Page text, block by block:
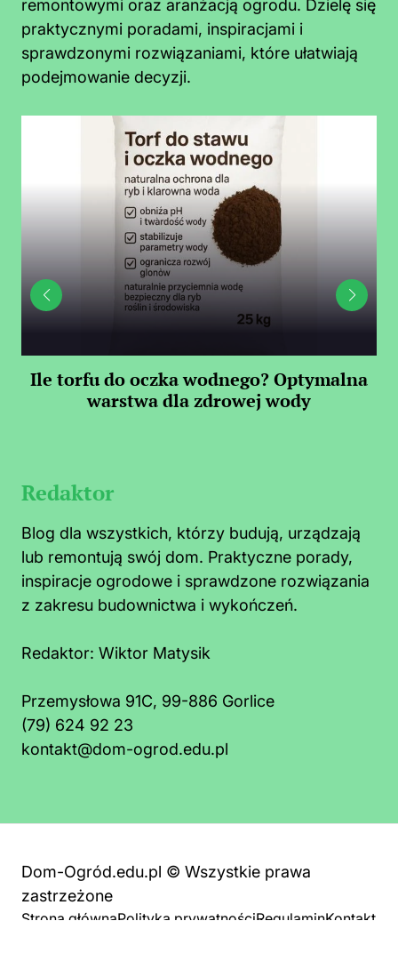
remontowymi oraz aranżacją ogrodu. Dzielę się
praktycznymi poradami, inspiracjami i
sprawdzonymi rozwiązaniami, które ułatwiają
podejmowanie decyzji.
Ile torfu do oczka wodnego? Optymalna
warstwa dla zdrowej wody
Redaktor
Blog dla wszystkich, którzy budują, urządzają
lub remontują swój dom. Praktyczne porady,
inspiracje ogrodowe i sprawdzone rozwiązania
z zakresu budownictwa i wykończeń.
Redaktor: Wiktor Matysik
Przemysłowa 91C, 99-886 Gorlice
(79) 624 92 23
kontakt@dom-ogrod.edu.pl
Dom-Ogród.edu.pl © Wszystkie prawa
zastrzeżone
Strona głównaPolityka prywatnościRegulaminKontakt